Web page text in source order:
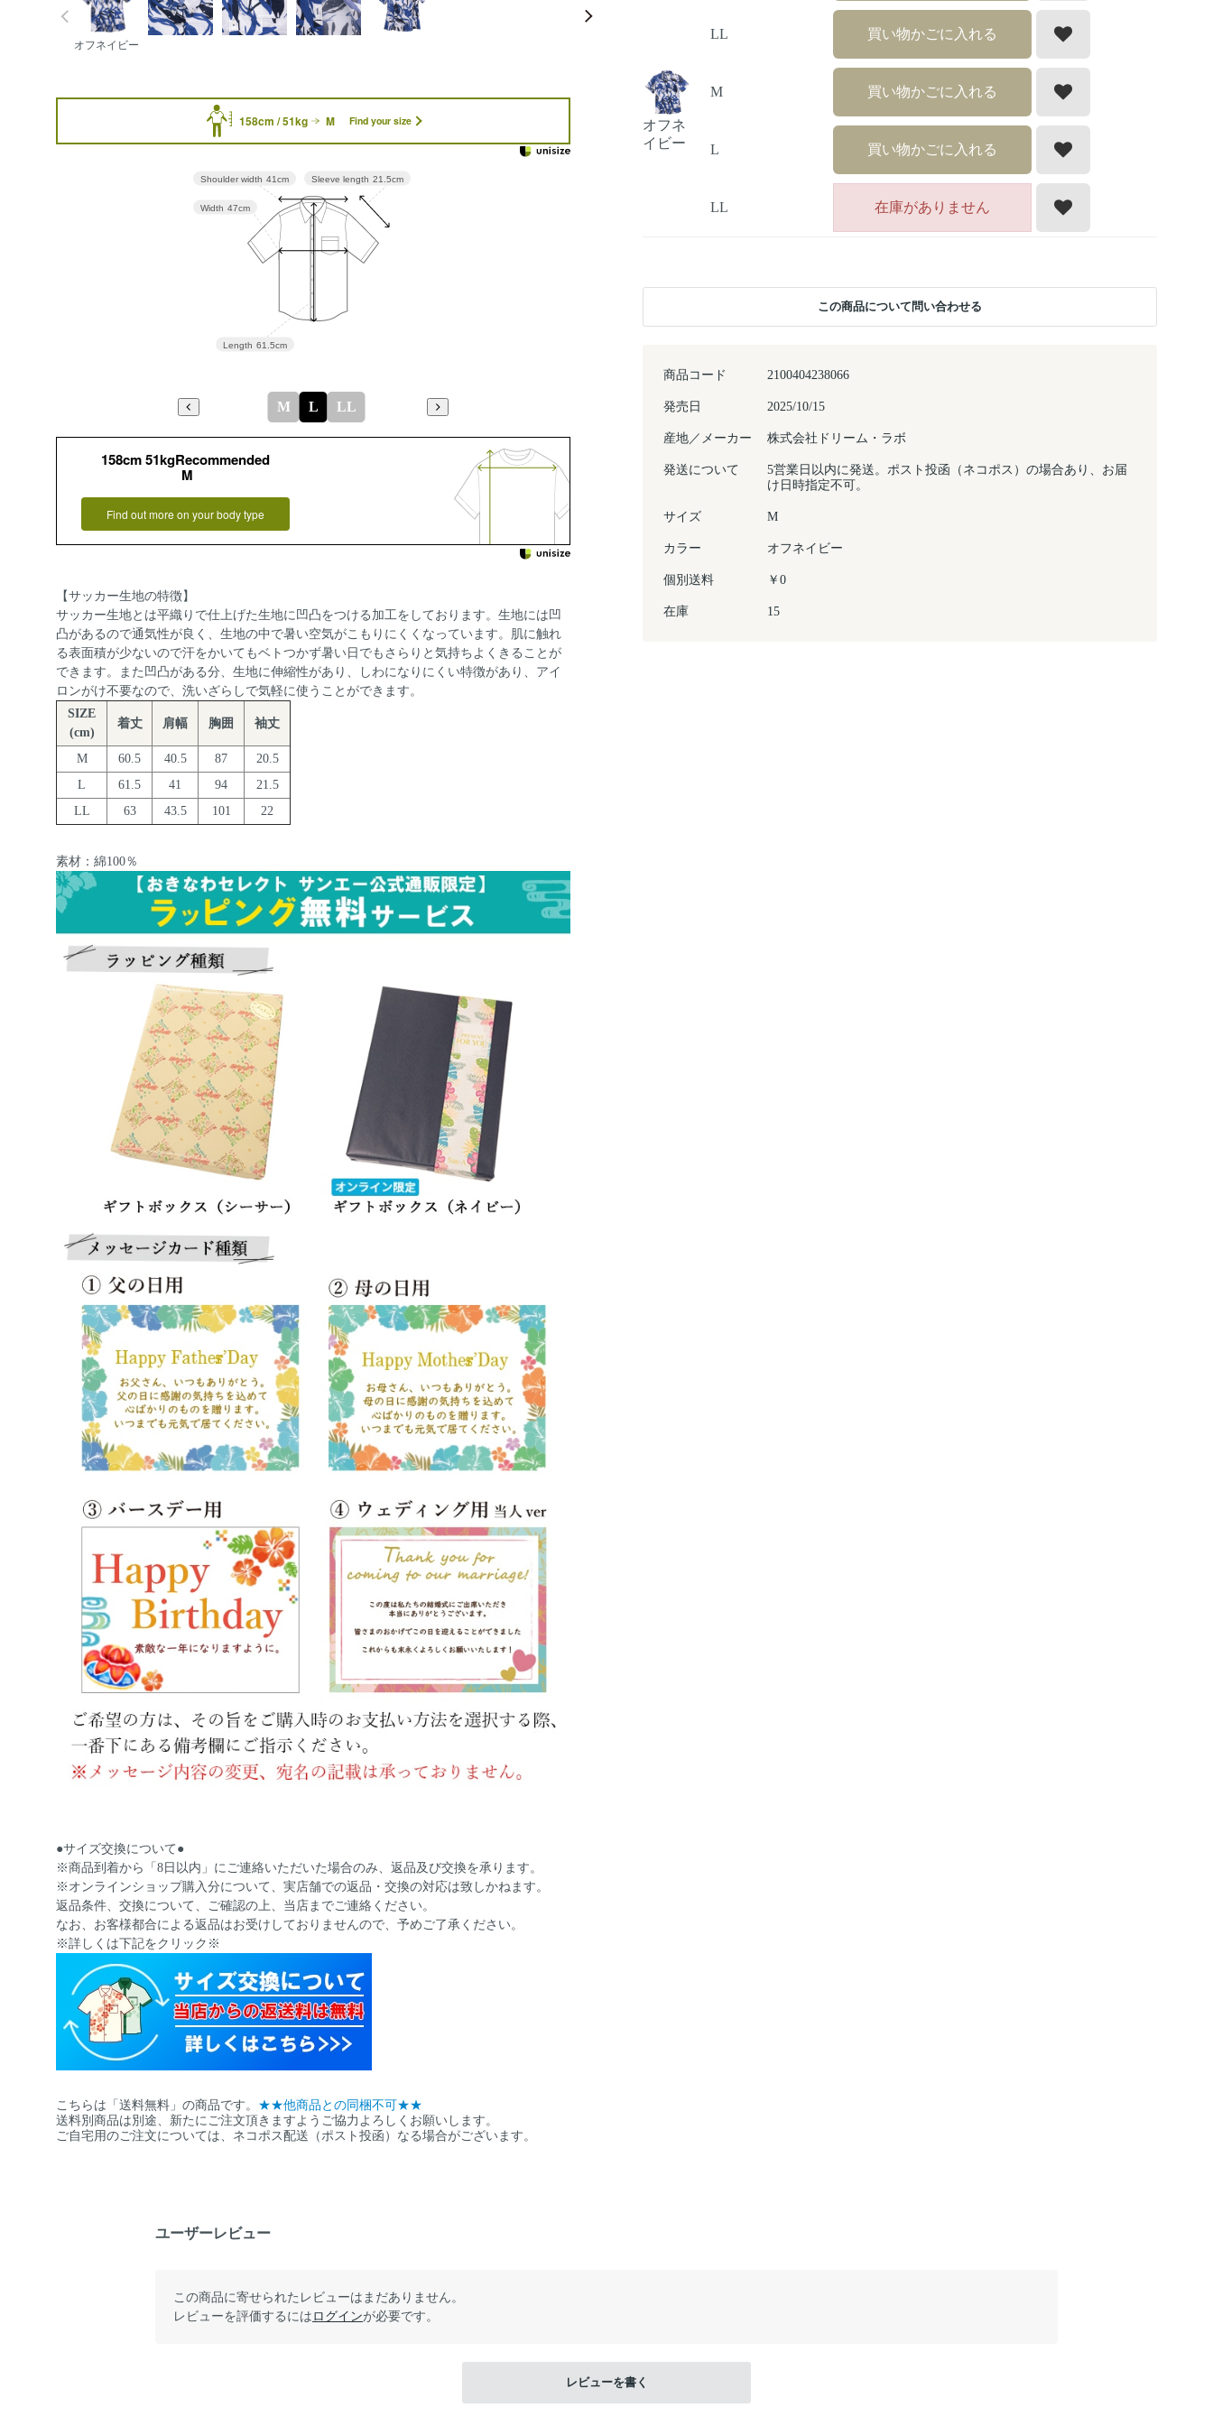
オフネイビー
158cm / 51kg M Find your size
Sleeve length 21.5cm
Length 61.5cm
Width 47cm
Shoulder width 41cm
M L LL
158cm 51kgRecommended
M
Find out more on your body type
【サッカー生地の特徴】
サッカー生地とは平織りで仕上げた生地に凹凸をつける加工をしております。生地には凹
凸があるので通気性が良く、生地の中で暑い空気がこもりにくくなっています。肌に触れ
る表面積が少ないので汗をかいてもベトつかず暑い日でもさらりと気持ちよくきることが
できます。また凹凸がある分、生地に伸縮性があり、しわになりにくい特徴があり、アイ
ロンがけ不要なので、洗いざらしで気軽に使うことができます。
SIZE
(cm)
着丈 肩幅 胸囲 袖丈
M 60.5 40.5 87
20.5
L
61.5 41 94
21.5
LL
63 43.5 101 22
素材：綿100％
●サイズ交換について●
※商品到着から「8日以内」にご連絡いただいた場合のみ、返品及び交換を承ります。
※オンラインショップ購入分について、実店舗での返品・交換の対応は致しかねます。
返品条件、交換について、ご確認の上、当店までご連絡ください。
なお、お客様都合による返品はお受けしておりませんので、予めご了承ください。
※詳しくは下記をクリック※
こちらは「送料無料」の商品です。 ★★他商品との同梱不可★★
送料別商品は別途、新たにご注文頂きますようご協力よろしくお願いします。
ご自宅用のご注文については、ネコポス配送（ポスト投函）なる場合がございます。
商品コード 2100404238066
発売日 2025/10/15
産地／メーカー 株式会社ドリーム・ラボ
発送について
5営業日以内に発送。ポスト投函（ネコポス）の場合あり、お届
け日時指定不可。
サイズ M
カラー オフネイビー
個別送料 ￥0
在庫 15
LL 買い物かごに入れる
オフネ
イビー
M 買い物かごに入れる
L 買い物かごに入れる
LL 在庫がありません
この商品について問い合わせる
ユーザーレビュー
この商品に寄せられたレビューはまだありません。
レビューを評価するには ログインが必要です。
レビューを書く